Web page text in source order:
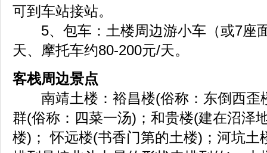
可到车站接站。
5、包车：土楼周边游小车（或7座
天、摩托车约80-200元/天。
客栈周边景点
南靖土楼：裕昌楼(俗称：东倒西歪
群(俗称：四菜一汤)；和贵楼(建在沼泽
楼)； 怀远楼(书香门第的土楼)；河坑土